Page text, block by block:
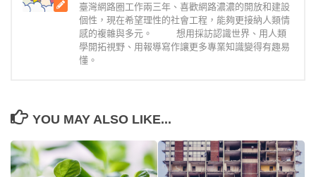
臺灣網路圈工作兩三年、喜歡網路濃濃的開放和建設
個性，現在希望理性的社會工程，能夠更接納人類情
感的複雜與多元。 想用採訪認識世界、用人類
學開拓視野、用報導寫作讓更多專業知識變得有趣易
懂。
YOU MAY ALSO LIKE...